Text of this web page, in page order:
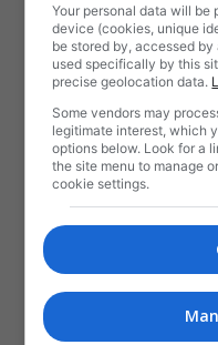
Your personal data will be
device (cookies, unique
be stored by, accessed
used specifically by this
precise geolocation data.
Some vendors may
legitimate interest, which
options below. Look for a
the site menu to manage
cookie settings.